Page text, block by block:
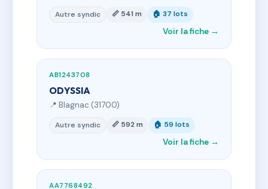
Autre syndic 📏 541 m 🏠 37 lots
Voir la fiche →
AB1243708
ODYSSIA
📍 Blagnac (31700)
Autre syndic 📏 592 m 🏠 59 lots
Voir la fiche →
AA7768492